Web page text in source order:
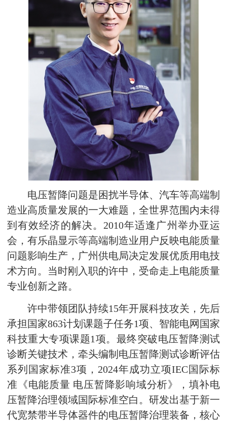
电压暂降问题是困扰半导体、汽车等高端制
造业高质量发展的一大难题，全世界范围内未得
到有效经济的解决。2010年适逢广州举办亚运
会，有乐晶显示等高端制造业用户反映电能质量
问题影响生产，广州供电局决定发展优质用电技
术方向。当时刚入职的许中，受命走上电能质量
专业创新之路。
许中带领团队持续15年开展科技攻关，先后
承担国家863计划课题子任务1项、智能电网国家
科技重大专项课题1项。最终突破电压暂降测试
诊断关键技术，牵头编制电压暂降测试诊断评估
系列国家标准3项，2024年成功立项IEC国际标
准《电能质量 电压暂降影响域分析》，填补电
压暂降治理领域国际标准空白。研发出基于新一
代宽禁带半导体器件的电压暂降治理装备，核心